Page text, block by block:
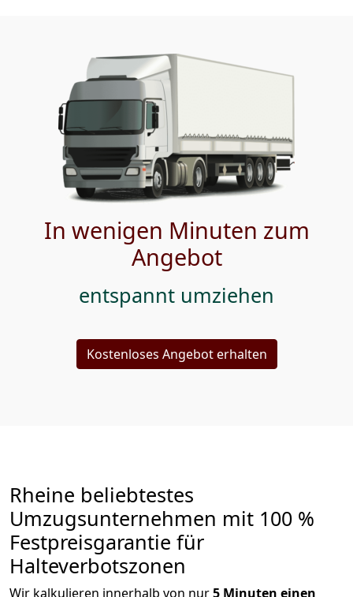
In wenigen Minuten zum
Angebot
entspannt umziehen
Kostenloses Angebot erhalten
Rheine beliebtestes
Umzugsunternehmen mit 100 %
Festpreisgarantie für
Halteverbotszonen
Wir kalkulieren innerhalb von nur5 Minuten einen